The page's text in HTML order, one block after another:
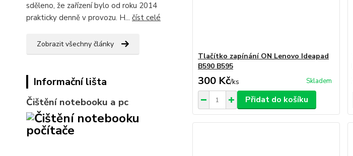
sděleno, že zařízení bylo od roku 2014
prakticky denně v provozu. H... číst celé
Zobrazit všechny články
Informační lišta
Čištění notebooku a pc
Tlačítko zapínání ON Lenovo Ideapad
B590 B595
300 Kč/ks Skladem
Přidat do košíku